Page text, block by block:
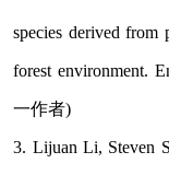
species derived from
forest environment.
一作者)
3. Lijuan Li, Steven